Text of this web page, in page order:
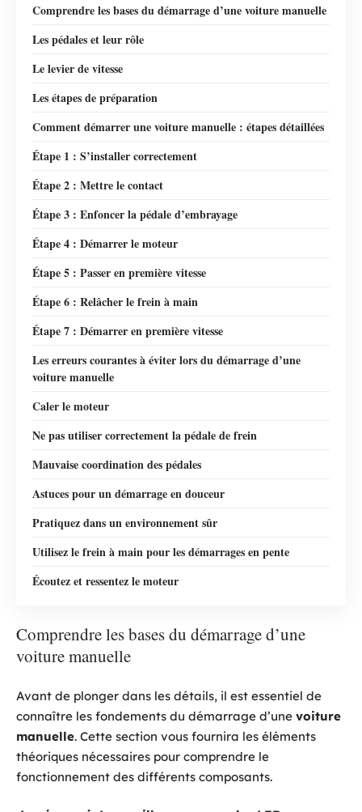
Comprendre les bases du démarrage d’une voiture manuelle
Les pédales et leur rôle
Le levier de vitesse
Les étapes de préparation
Comment démarrer une voiture manuelle : étapes détaillées
Étape 1 : S’installer correctement
Étape 2 : Mettre le contact
Étape 3 : Enfoncer la pédale d’embrayage
Étape 4 : Démarrer le moteur
Étape 5 : Passer en première vitesse
Étape 6 : Relâcher le frein à main
Étape 7 : Démarrer en première vitesse
Les erreurs courantes à éviter lors du démarrage d’une
voiture manuelle
Caler le moteur
Ne pas utiliser correctement la pédale de frein
Mauvaise coordination des pédales
Astuces pour un démarrage en douceur
Pratiquez dans un environnement sûr
Utilisez le frein à main pour les démarrages en pente
Écoutez et ressentez le moteur
Comprendre les bases du démarrage d’une
voiture manuelle
Avant de plonger dans les détails, il est essentiel de
connaître les fondements du démarrage d’une voiture
manuelle. Cette section vous fournira les éléments
théoriques nécessaires pour comprendre le
fonctionnement des différents composants.